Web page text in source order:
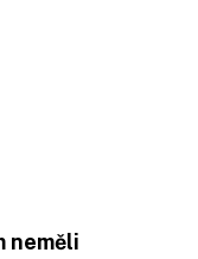
neměli